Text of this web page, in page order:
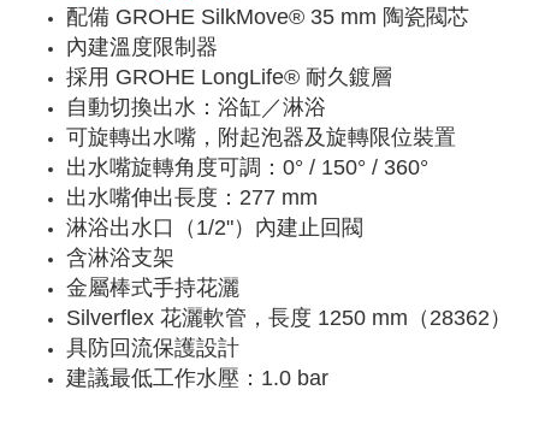
配備 GROHE SilkMove® 35 mm 陶瓷閥芯
內建溫度限制器
採用 GROHE LongLife® 耐久鍍層
自動切換出水：浴缸／淋浴
可旋轉出水嘴，附起泡器及旋轉限位裝置
出水嘴旋轉角度可調：0° / 150° / 360°
出水嘴伸出長度：277 mm
淋浴出水口（1/2"）內建止回閥
含淋浴支架
金屬棒式手持花灑
Silverflex 花灑軟管，長度 1250 mm（28362）
具防回流保護設計
建議最低工作水壓：1.0 bar